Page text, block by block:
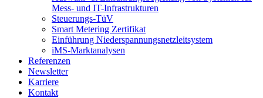
Mess- und IT-Infrastrukturen
Steuerungs-TüV
Smart Metering Zertifikat
Einführung Niederspannungsnetzleitsystem
iMS-Marktanalysen
Referenzen
Newsletter
Karriere
Kontakt